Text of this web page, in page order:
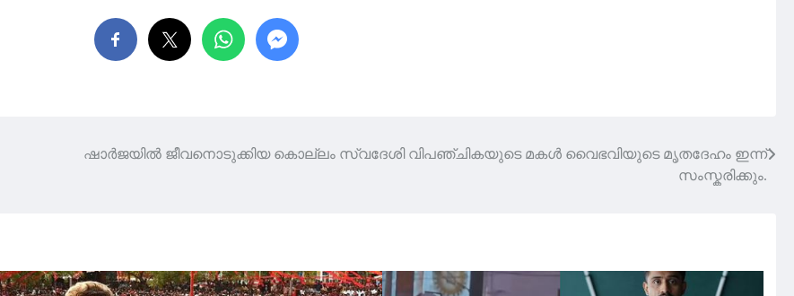
ഷാർജയിൽ ജീവനൊടുക്കിയ കൊല്ലം സ്വദേശി വിപഞ്ചികയുടെ മകൾ വൈഭവിയുടെ മൃതദേഹം ഇന്ന്
സംസ്കരിക്കും.